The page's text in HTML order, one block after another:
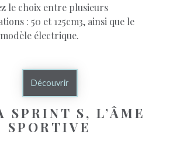
le choix entre plusieurs
: 50 et 125cm3, ainsi que le
électrique.
Découvrir
SPRINT S, L’ÂME
SPORTIVE